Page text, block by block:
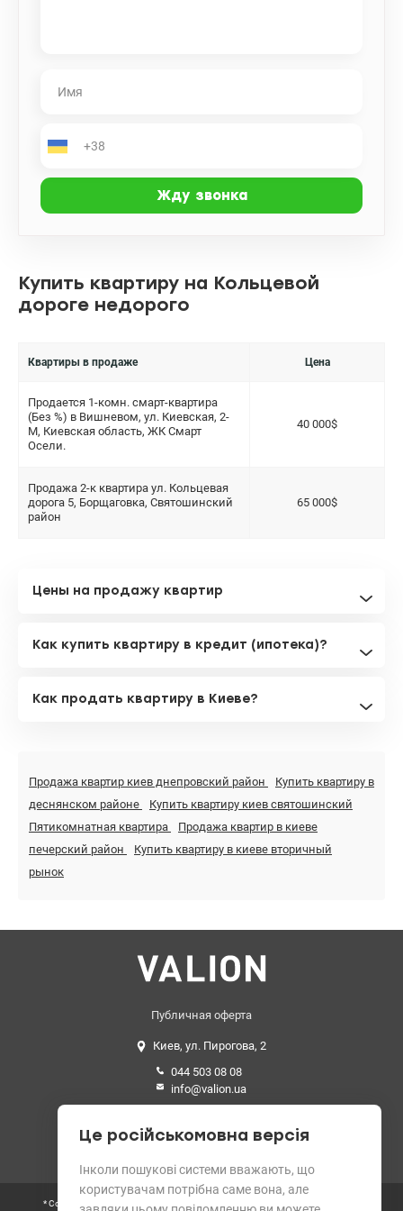
Купить квартиру на Кольцевой
дороге недорого
Квартиры в продаже Цена
Продается 1-комн. смарт-квартира
(Без %) в Вишневом, ул. Киевская, 2-
М, Киевская область, ЖК Смарт
Осели.
40 000$
Продажа 2-к квартира ул. Кольцевая
дорога 5, Борщаговка, Святошинский
район
65 000$
Цены на продажу квартир
Как купить квартиру в кредит (ипотека)?
Как продать квартиру в Киеве?
Продажа квартир киев днепровский район
Купить квартиру в
деснянском районе
Купить квартиру киев святошинский
Пятикомнатная квартира
Продажа квартир в киеве
печерский район
Купить квартиру в киеве вторичный
рынок
Публичная оферта
Киев, ул. Пирогова, 2
044 503 08 08
info@valion.ua
* Согласно требованиям Закона Украины «О рекламе» цены всех объектов
Це російськомовна версія
Інколи пошукові системи вважають, що
користувачам потрібна саме вона, але